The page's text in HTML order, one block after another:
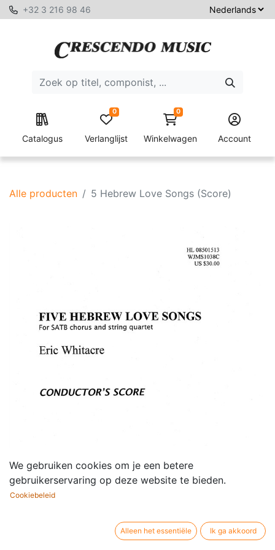
+32 3 216 98 46
Catalogus Verlanglijst
0 0
Winkelwagen Account
Alle producten 5 Hebrew Love Songs (Score)
We gebruiken cookies om je een betere
gebruikerservaring op deze website te bieden.
Cookiebeleid
Alleen het essentiële Ik ga akkoord